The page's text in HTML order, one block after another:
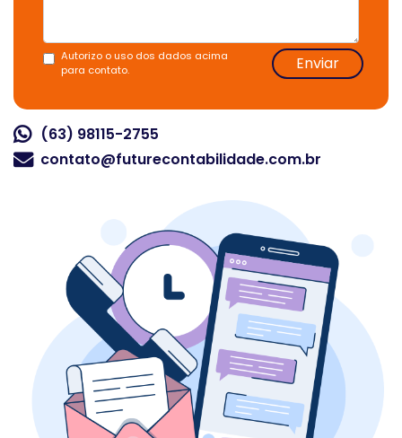
Autorizo o uso dos dados acima
para contato.
Enviar
(63) 98115-2755
contato@futurecontabilidade.com.br